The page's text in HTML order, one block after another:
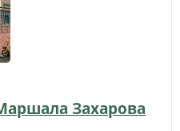
Захарова